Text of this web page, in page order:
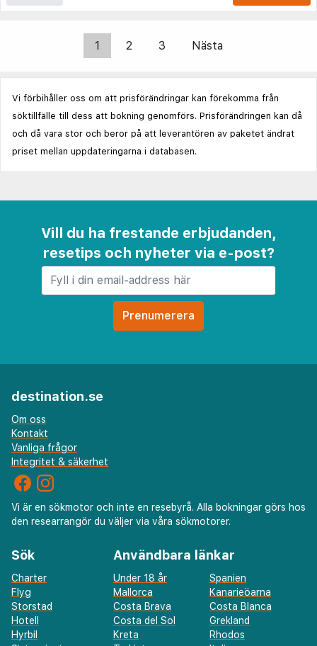
1 2 3 Nästa
Vi förbihåller oss om att prisförändringar kan förekomma från
söktillfälle till dess att bokning genomförs. Prisförändringen kan då
och då vara stor och beror på att leverantören av paketet ändrat
priset mellan uppdateringarna i databasen.
Vill du ha frestande erbjudanden,
resetips och nyheter via e-post?
destination.se
Om oss
Kontakt
Vanliga frågor
Integritet & säkerhet
Vi är en sökmotor och inte en resebyrå. Alla bokningar görs hos
den researrangör du väljer via våra sökmotorer.
Sök
Charter
Flyg
Storstad
Hotell
Hyrbil
Användbara länkar
Under 18 år
Spanien
Mallorca
Kanarieöarna
Costa Brava
Costa Blanca
Costa del Sol
Grekland
Kreta
Rhodos